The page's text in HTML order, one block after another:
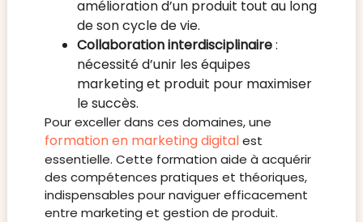
amélioration d’un produit tout au long
de son cycle de vie.
Collaboration interdisciplinaire:
nécessité d’unir les équipes
marketing et produit pour maximiser
le succès.
Pour exceller dans ces domaines, une
formation en marketing digitalest
essentielle. Cette formation aide à acquérir
des compétences pratiques et théoriques,
indispensables pour naviguer efficacement
entre marketing et gestion de produit.